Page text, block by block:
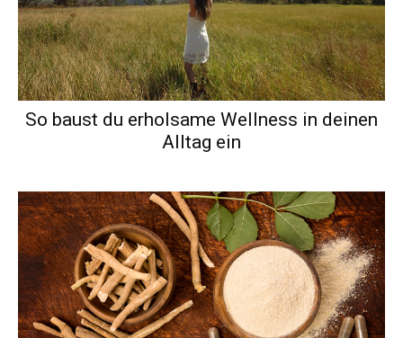
So baust du erholsame Wellness in deinen
Alltag ein